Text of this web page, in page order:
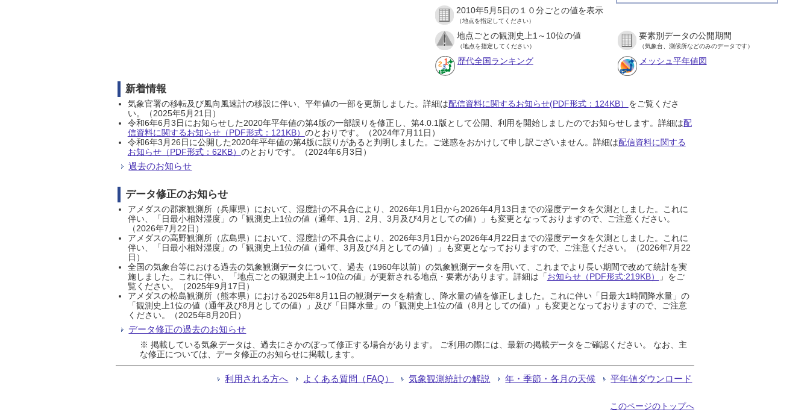
2010年5月5日の１０分ごとの値を表示
（地点を指定してください）
地点ごとの観測史上1～10位の値
（地点を指定してください）
要素別データの公開期間
（気象台、測候所などのみのデータです）
歴代全国ランキング メッシュ平年値図
新着情報
気象官署の移転及び風向風速計の移設に伴い、平年値の一部を更新しました。詳細は配信資料に関するお知らせ(PDF形式：124KB） をご覧くださ
い。（2025年5月21日）
令和6年6月3日にお知らせした2020年平年値の第4版の一部誤りを修正し、第4.0.1版として公開、利用を開始しましたのでお知らせします。詳細は配
信資料に関するお知らせ（PDF形式：121KB） のとおりです。（2024年7月11日）
令和6年3月26日に公開した2020年平年値の第4版に誤りがあると判明しました。ご迷惑をおかけして申し訳ございません。詳細は配信資料に関する
お知らせ（PDF形式：62KB） のとおりです。（2024年6月3日）
過去のお知らせ
データ修正のお知らせ
アメダスの郡家観測所（兵庫県）において、湿度計の不具合により、2026年1月1日から2026年4月13日までの湿度データを欠測としました。これに
伴い、「日最小相対湿度」の「観測史上1位の値（通年、1月、2月、3月及び4月としての値）」も変更となっておりますので、ご注意ください。
（2026年7月22日）
アメダスの高野観測所（広島県）において、湿度計の不具合により、2026年3月1日から2026年4月22日までの湿度データを欠測としました。これに
伴い、「日最小相対湿度」の「観測史上1位の値（通年、3月及び4月としての値）」も変更となっておりますので、ご注意ください。（2026年7月22
日）
全国の気象台等における過去の気象観測データについて、過去（1960年以前）の気象観測データを用いて、これまでより長い期間で改めて統計を実
施しました。これに伴い、「地点ごとの観測史上1～10位の値」が更新される地点・要素があります。詳細は「お知らせ（PDF形式:219KB）
」をご
覧ください。（2025年9月17日）
アメダスの松島観測所（熊本県）における2025年8月11日の観測データを精査し、降水量の値を修正しました。これに伴い「日最大1時間降水量」の
「観測史上1位の値（通年及び8月としての値）」及び「日降水量」の「観測史上1位の値（8月としての値）」も変更となっておりますので、ご注意
ください。（2025年8月20日）
データ修正の過去のお知らせ
※ 掲載している気象データは、過去にさかのぼって修正する場合があります。 ご利用の際には、最新の掲載データをご確認ください。 なお、主
な修正については、データ修正のお知らせに掲載します。
利用される方へ よくある質問（FAQ） 気象観測統計の解説 年・季節・各月の天候 平年値ダウンロード
このページのトップへ